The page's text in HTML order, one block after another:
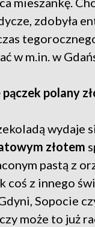
zdobyła
w m.in. w
polany
wydaje
złotem
pastą z
z innego
Sopocie
może to już